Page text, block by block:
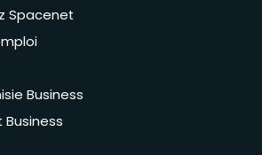
Spacenet
Business